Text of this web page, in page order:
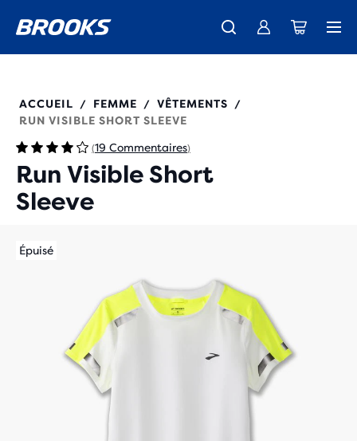
Livraison standard gratuite pour les membres. Rejoignez-nous
La toute nouvelle Ghost Amp est là - Acheter Femme Homme
Découvre la nouvelle collection Cascadia - Acheter maintenant
221562
ACCUEIL / FEMME / VÊTEMENTS
/
RUN VISIBLE SHORT SLEEVE
(19 Commentaires)
Run Visible Short
Sleeve
Épuisé